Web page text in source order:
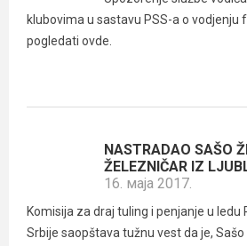
klubovima u sastavu PSS-a o vodjenju
pogledati ovde.
NASTRADAO SAŠO
ŽELEZNIČAR IZ
16. маја 2017.
Komisija za draj tuling i penjanje u ledu
Srbije saopštava tužnu vest da je,